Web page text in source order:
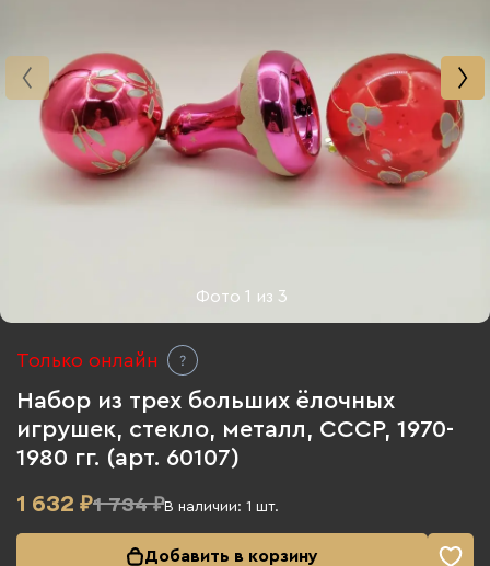
Фото1 из 3
Только онлайн
Набор из трех больших ёлочных
игрушек, стекло, металл, СССР, 1970-
1980 гг. (арт. 60107)
1 632 ₽1 734 ₽В наличии: 1 шт.
Добавить в корзину